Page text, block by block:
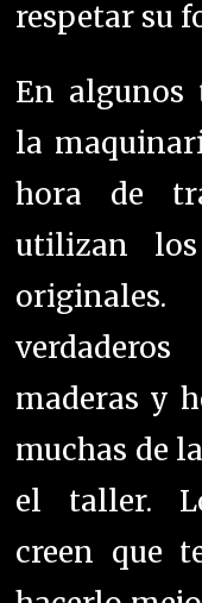
maderas y
muchas de
el taller.
creen que
hacerlo
inicial. Si
deben
los
barnices de